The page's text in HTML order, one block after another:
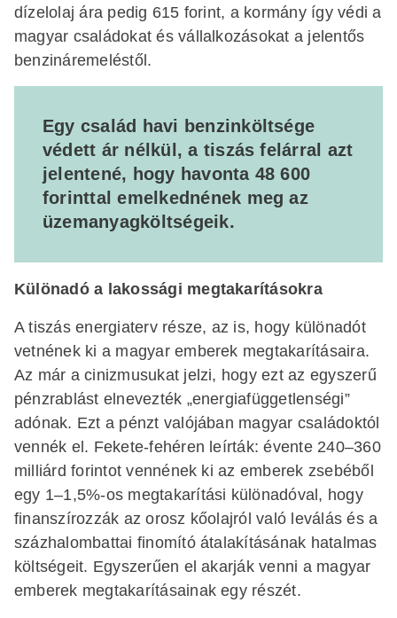
dízelolaj ára pedig 615 forint, a kormány így védi a
magyar családokat és vállalkozásokat a jelentős
benzináremeléstől.
Egy család havi benzinköltsége
védett ár nélkül, a tiszás felárral azt
jelentené, hogy havonta 48 600
forinttal emelkednének meg az
üzemanyagköltségeik.
Különadó a lakossági megtakarításokra
A tiszás energiaterv része, az is, hogy különadót
vetnének ki a magyar emberek megtakarításaira.
Az már a cinizmusukat jelzi, hogy ezt az egyszerű
pénzrablást elnevezték „energiafüggetlenségi”
adónak. Ezt a pénzt valójában magyar családoktól
vennék el. Fekete-fehéren leírták: évente 240–360
milliárd forintot vennének ki az emberek zsebéből
egy 1–1,5%-os megtakarítási különadóval, hogy
finanszírozzák az orosz kőolajról való leválás és a
százhalombattai finomító átalakításának hatalmas
költségeit. Egyszerűen el akarják venni a magyar
emberek megtakarításainak egy részét.